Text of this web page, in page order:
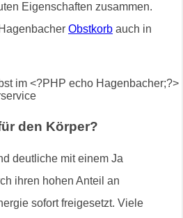
Eigenschaften zusammen.
Obstkorb auch in
den Körper?
deutliche mit einem Ja
ihren hohen Anteil an
sofort freigesetzt. Viele